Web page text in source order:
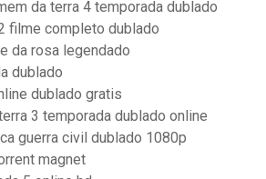
da terra 4 temporada dublado
filme completo dublado
da rosa legendado
dublado
dublado gratis
3 temporada dublado online
guerra civil dublado 1080p
magnet